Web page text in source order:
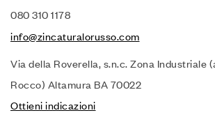
080 310 1178
info@zincaturalorusso.com
Via della Roverella, s.n.c. Zona Industriale
Rocco) Altamura BA 70022
Ottieni indicazioni